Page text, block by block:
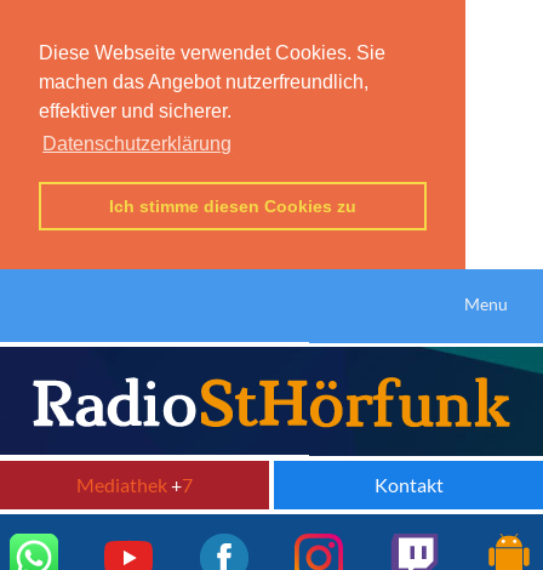
Diese Webseite verwendet Cookies. Sie
machen das Angebot nutzerfreundlich,
effektiver und sicherer.
Datenschutzerklärung
Ich stimme diesen Cookies zu
Menu
Mediathek+7 Kontakt